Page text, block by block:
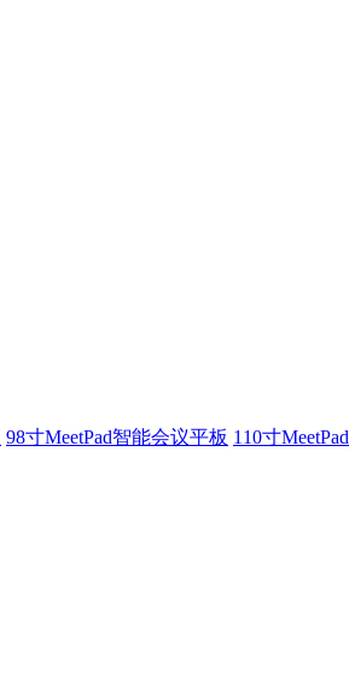
98寸MeetPad智能会议平板 110寸